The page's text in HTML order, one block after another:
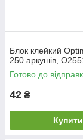
Блок клейкий
250 аркушів,
Готово до
42 ₴
Купити